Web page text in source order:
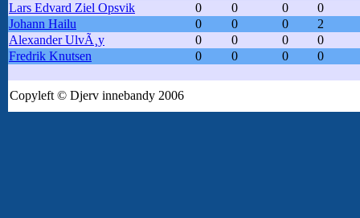
Lars Edvard Ziel Opsvik
0 0 0
0
Johann Hailu
0 0 0
2
Alexander UlvÃ¸y
0 0 0
0
Fredrik Knutsen
0 0 0 0
Copyleft © Djerv innebandy 2006